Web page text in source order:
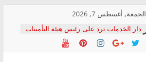
الجمعة, أغسطس 7, 2026
دار الخدمات ترد على رئيس هيئة التأمينات
بعد مؤتمره الصحفي: إنكار الأزمة لا ينهي
معاناة أصحاب المعاشات.. ونطالب بكشف